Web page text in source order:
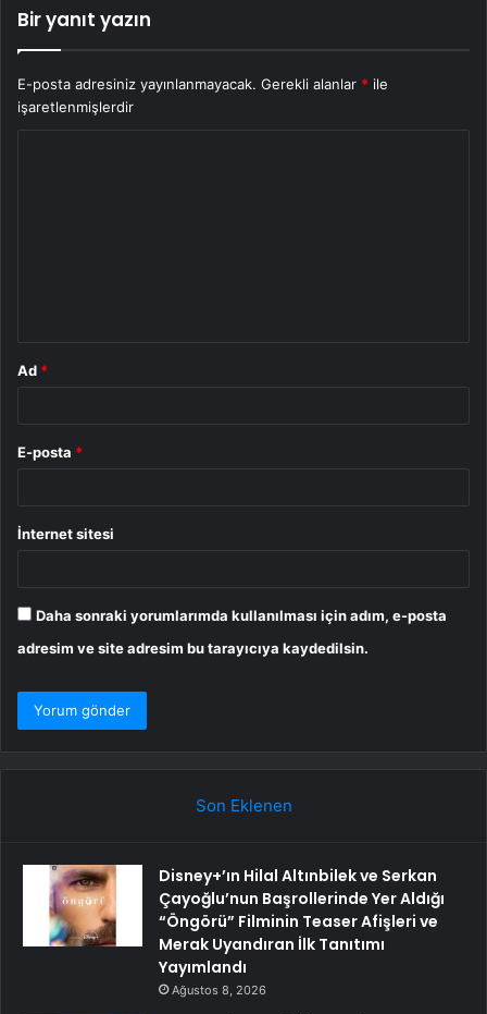
Bir yanıt yazın
E-posta adresiniz yayınlanmayacak. Gerekli alanlar * ile
işaretlenmişlerdir
Ad *
E-posta *
İnternet sitesi
Daha sonraki yorumlarımda kullanılması için adım, e-posta
adresim ve site adresim bu tarayıcıya kaydedilsin.
Son Eklenen
Disney+’ın Hilal Altınbilek ve Serkan
Çayoğlu’nun Başrollerinde Yer Aldığı
“Öngörü” Filminin Teaser Afişleri ve
Merak Uyandıran İlk Tanıtımı
Yayımlandı
Ağustos 8, 2026